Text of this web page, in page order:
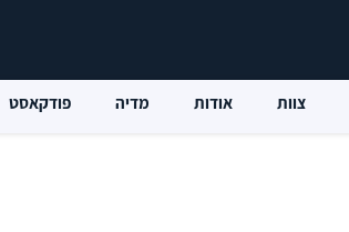
צוות אודות מדיה פודקאסט